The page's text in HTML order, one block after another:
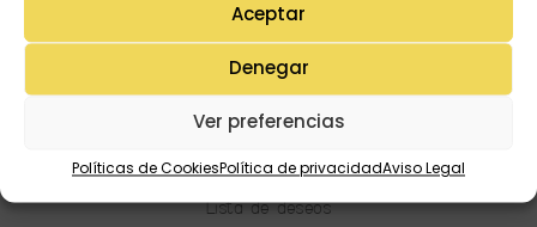
Aceptar
Denegar
Ver preferencias
Políticas de CookiesPolítica de privacidadAviso Legal
Mi Cuenta
Lista de deseos